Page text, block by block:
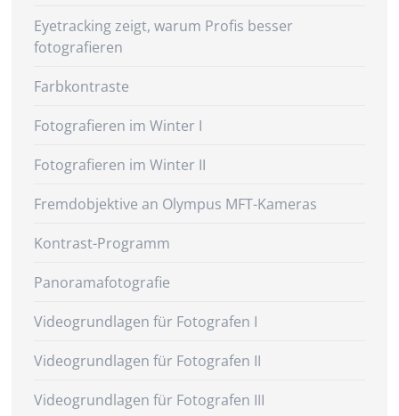
Eyetracking zeigt, warum Profis besser
fotografieren
Farbkontraste
Fotografieren im Winter I
Fotografieren im Winter II
Fremdobjektive an Olympus MFT-Kameras
Kontrast-Programm
Panoramafotografie
Videogrundlagen für Fotografen I
Videogrundlagen für Fotografen II
Videogrundlagen für Fotografen III